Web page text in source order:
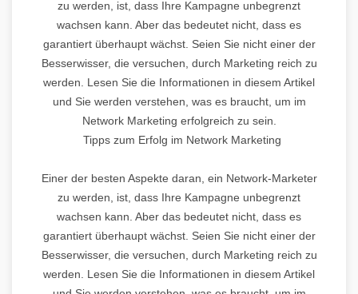
zu werden, ist, dass Ihre Kampagne unbegrenzt
wachsen kann. Aber das bedeutet nicht, dass es
garantiert überhaupt wächst. Seien Sie nicht einer der
Besserwisser, die versuchen, durch Marketing reich zu
werden. Lesen Sie die Informationen in diesem Artikel
und Sie werden verstehen, was es braucht, um im
Network Marketing erfolgreich zu sein.
Tipps zum Erfolg im Network Marketing
Einer der besten Aspekte daran, ein Network-Marketer
zu werden, ist, dass Ihre Kampagne unbegrenzt
wachsen kann. Aber das bedeutet nicht, dass es
garantiert überhaupt wächst. Seien Sie nicht einer der
Besserwisser, die versuchen, durch Marketing reich zu
werden. Lesen Sie die Informationen in diesem Artikel